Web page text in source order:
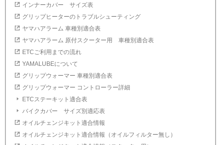
インナーカバー サイズ表
グリップヒーターのトラブルシューティング
ヤマハアラーム 車種別適合表
ヤマハアラーム 原付スクーター用 車種別適合表
ETCご利用までの流れ
YAMALUBEについて
グリップウォーマー 車種別適合表
グリップウォーマー コントローラー詳細
ETCステーキット適合表
バイクカバー サイズ別適応表
オイルチェンジキット適合情報
オイルチェンジキット適合情報（オイルフィルター無し）